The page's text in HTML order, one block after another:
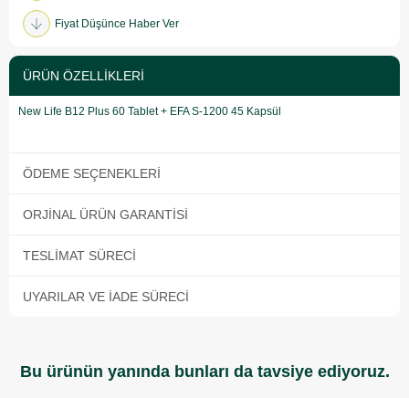
Fiyat Düşünce Haber Ver
ÜRÜN ÖZELLIKLERI
New Life B12 Plus 60 Tablet + EFA S-1200 45 Kapsül
ÖDEME SEÇENEKLERI
ORJINAL ÜRÜN GARANTISI
TESLIMAT SÜRECI
UYARILAR VE İADE SÜRECI
Bu ürünün yanında bunları da tavsiye ediyoruz.